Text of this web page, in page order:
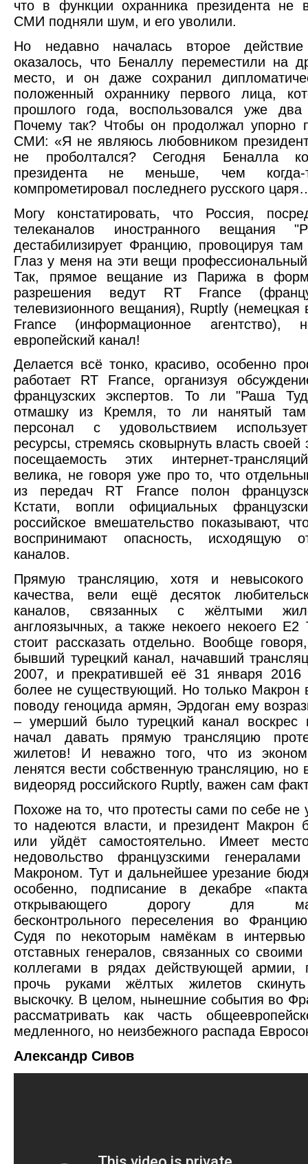
что в функции охранника президента не
СМИ подняли шум, и его уволили.
Но недавно началась второе
оказалось, что Беналлу переместили на
место, и он даже сохранил
положенный охраннику первого лица,
прошлого года, воспользовался уже два
Почему так? Чтобы он продолжал упорно
СМИ: «Я не являюсь любовником
не проболтался? Сегодня Беналла
президента не меньше, чем когда-
компрометировал последнего русского
Могу констатировать, что Россия,
телеканалов иностранного вещания
дестабилизирует Францию, провоцируя
Глаз у меня на эти вещи
Так, прямое вещание из Парижа в
разрешения ведут RT France
телевизионного вещания), Ruptly (немецкая
France (информационное
европейский канал!
Делается всё тонко, красиво, особенно
работает RT France, организуя
французских экспертов. То ли "Раша
отмашку из Кремля, то ли нанятый там
персонал с удовольствием
ресурсы, стремясь сковырнуть власть своей
посещаемость этих интернет-
велика, не говоря уже про то, что
из передач RT France полон
Кстати, вопли официальных
российское вмешательство показывают,
воспринимают опасность, исходящую
каналов.
Прямую трансляцию, хотя и невысокого
качества, вели ещё десяток
каналов, связанных с жёлтыми
англоязычных, а также некоего некоего E2
стоит рассказать отдельно. Вообще
бывший турецкий канал, начавший
2007, и прекратившей её 31 января 2016
более не существующий. Но только Макрон
поводу геноцида армян, Эрдоган ему
– умерший было турецкий канал воскрес
начал давать прямую трансляцию
жилетов! И неважно того, что из
ленятся вести собственную трансляцию, но
видеоряд российского Ruptly, важен сам
Похоже на то, что протесты сами по себе не
то надеются власти, и президент Макрон
или уйдёт самостоятельно. Имеет
недовольство французскими
Макроном. Тут и дальнейшее урезание
особенно, подписание в декабре
открывающего дорогу для
бесконтрольного переселения во
Судя по некоторым намёкам в интервью
отставных генералов, связанных со
коллегами в рядах действующей армии,
прочь руками жёлтых жилетов скинуть
выскочку. В целом, нынешние события во
рассматривать как часть
медленного, но неизбежного распада
Александр Сивов